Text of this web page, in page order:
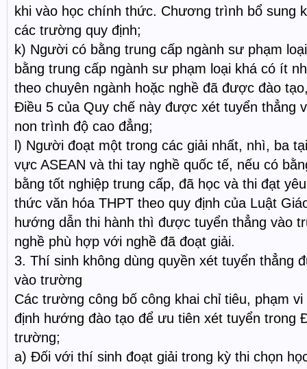
khi vào học chính thức. Chương trình bổ sung
các trường quy định;
k) Người có bằng trung cấp ngành sư phạm
bằng trung cấp ngành sư phạm loại khá có ít
theo chuyên ngành hoặc nghề đã được đào
Điều 5 của Quy chế này được xét tuyển thẳng
non trình độ cao đẳng;
l) Người đoạt một trong các giải nhất, nhì, ba
vực ASEAN và thi tay nghề quốc tế, nếu có
bằng tốt nghiệp trung cấp, đã học và thi đạt
thức văn hóa THPT theo quy định của Luật
hướng dẫn thi hành thì được tuyển thẳng vào
nghề phù hợp với nghề đã đoạt giải.
3. Thí sinh không dùng quyền xét tuyển thẳng
vào trường
Các trường công bố công khai chỉ tiêu, phạm
định hướng đào tạo để ưu tiên xét tuyển trong
trường;
a) Đối với thí sinh đoạt giải trong kỳ thi chọn